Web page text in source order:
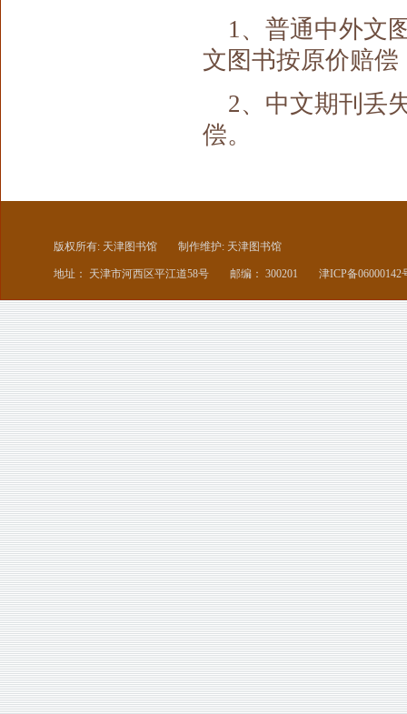
1、普通中外文
文图书按原价赔
2、中文期刊丢
偿。
版权所有: 天津图书馆 制作维护: 天津图书馆
地址： 天津市河西区平江道58号 邮编： 300201 津ICP备06000142